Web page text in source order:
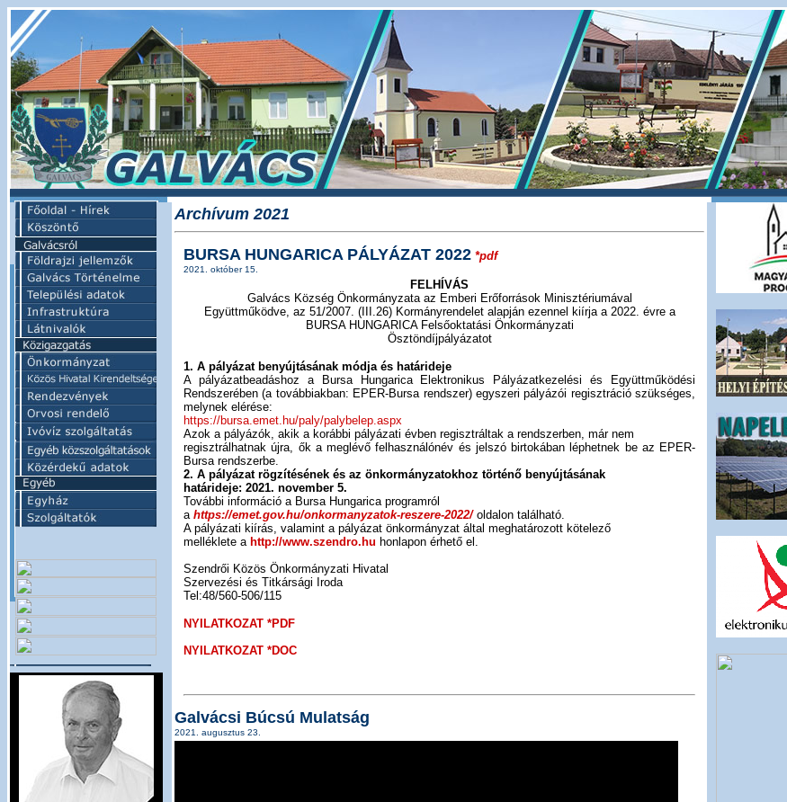
Archívum 2021
BURSA HUNGARICA PÁLYÁZAT 2022 *pdf
2021. október 15.
FELHÍVÁS
Galvács Község Önkormányzata az Emberi Erőforrások Minisztériumával
Együttműködve, az 51/2007. (III.26) Kormányrendelet alapján ezennel kiírja a 2022. évre a
BURSA HUNGARICA Felsőoktatási Önkormányzati
Ösztöndíjpályázatot
1. A pályázat benyújtásának módja és határideje
A pályázatbeadáshoz a Bursa Hungarica Elektronikus Pályázatkezelési és Együttműködési
Rendszerében (a továbbiakban: EPER-Bursa rendszer) egyszeri pályázói regisztráció szükséges,
melynek elérése:
https://bursa.emet.hu/paly/palybelep.aspx
Azok a pályázók, akik a korábbi pályázati évben regisztráltak a rendszerben, már nem
regisztrálhatnak újra, ők a meglévő felhasználónév és jelszó birtokában léphetnek be az EPER-
Bursa rendszerbe.
2. A pályázat rögzítésének és az önkormányzatokhoz történő benyújtásának
határideje: 2021. november 5.
További információ a Bursa Hungarica programról
a https://emet.gov.hu/onkormanyzatok-reszere-2022/oldalon található.
A pályázati kiírás, valamint a pályázat önkormányzat által meghatározott kötelező
melléklete a http://www.szendro.hu honlapon érhető el.
Szendrői Közös Önkormányzati Hivatal
Szervezési és Titkársági Iroda
Tel:48/560-506/115
NYILATKOZAT *PDF
NYILATKOZAT *DOC
Galvácsi Búcsú Mulatság
2021. augusztus 23.